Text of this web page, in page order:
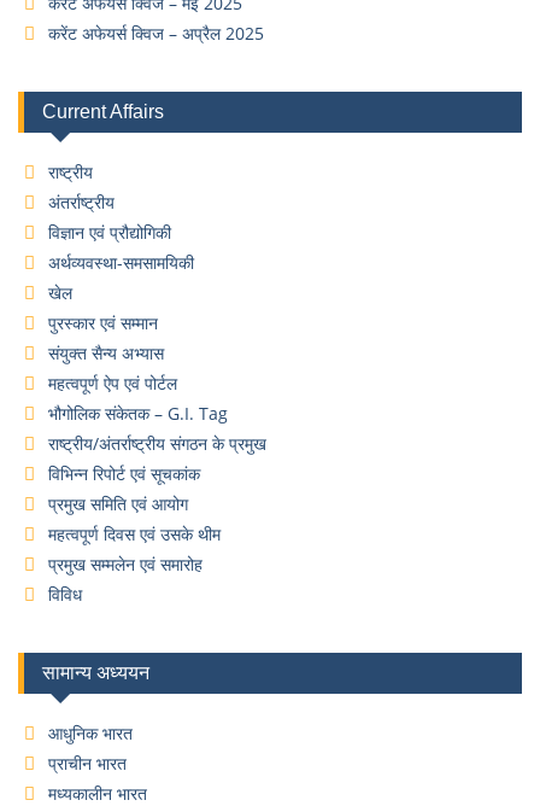
करेंट अफेयर्स क्विज – अप्रैल 2025
Current Affairs
राष्ट्रीय
अंतर्राष्ट्रीय
विज्ञान एवं प्रौद्योगिकी
अर्थव्यवस्था-समसामयिकी
खेल
पुरस्कार एवं सम्मान
संयुक्त सैन्य अभ्यास
महत्वपूर्ण ऐप एवं पोर्टल
भौगोलिक संकेतक – G.I. Tag
राष्ट्रीय/अंतर्राष्ट्रीय संगठन के प्रमुख
विभिन्न रिपोर्ट एवं सूचकांक
प्रमुख समिति एवं आयोग
महत्वपूर्ण दिवस एवं उसके थीम
प्रमुख सम्मलेन एवं समारोह
विविध
सामान्य अध्ययन
आधुनिक भारत
प्राचीन भारत
मध्यकालीन भारत